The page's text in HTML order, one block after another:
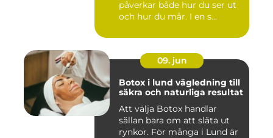
påverkar både hur du ser ut
och hur du mår. I en s...
09. jun
Botox i lund vägledning till
säkra och naturliga resultat
Att välja Botox handlar
sällan bara om att släta ut
rynkor. För många i Lund är